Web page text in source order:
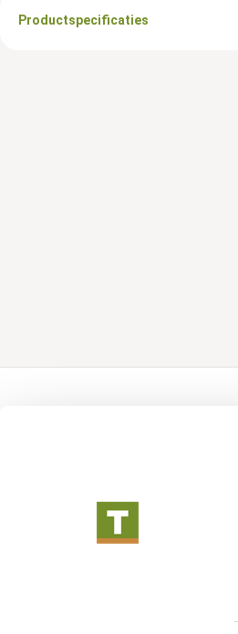
Productspecificaties
Duurzaam ondernemen